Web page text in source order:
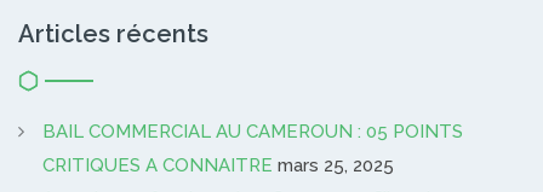
Articles récents
BAIL COMMERCIAL AU CAMEROUN : 05 POINTS
CRITIQUES A CONNAITRE mars 25, 2025